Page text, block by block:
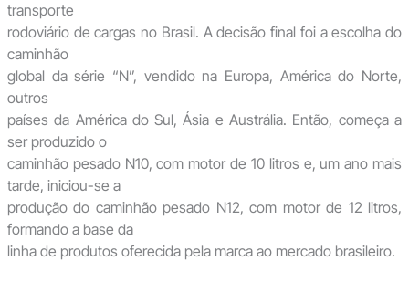
transporte
rodoviário de cargas no Brasil. A decisão final foi a escolha do
caminhão
global da série “N”, vendido na Europa, América do Norte,
outros
países da América do Sul, Ásia e Austrália. Então, começa a
ser produzido o
caminhão pesado N10, com motor de 10 litros e, um ano mais
tarde, iniciou-se a
produção do caminhão pesado N12, com motor de 12 litros,
formando a base da
linha de produtos oferecida pela marca ao mercado brasileiro.